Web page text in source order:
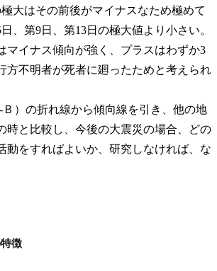
極大はその前後がマイナスなため極めて
、第9日、第13日の極大値より小さい。
マイナス傾向が強く、プラスはわずか3
方不明者が死者に廻ったためと考えられ
）の折れ線から傾向線を引き、他の地
時と比較し、今後の大震災の場合、どの
動をすればよいか、研究しなければ、な
徴